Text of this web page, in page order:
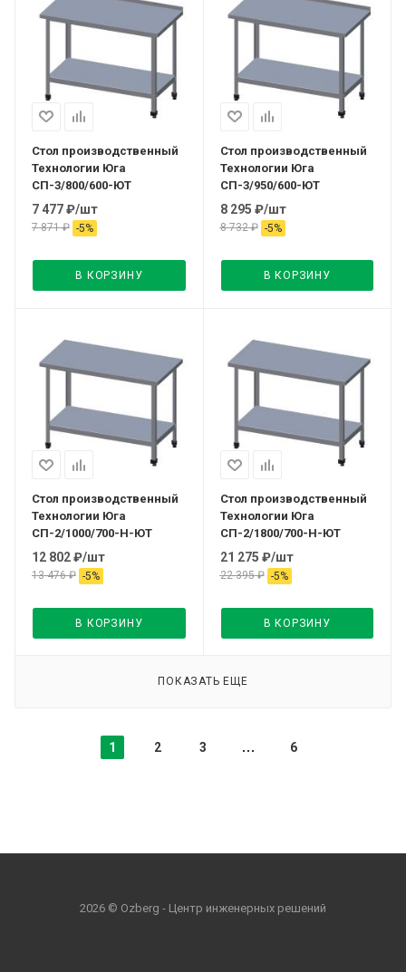
Стол производственный
Технологии Юга
СП-3/800/600-ЮТ
7 477₽/шт
7 871₽ -5%
В КОРЗИНУ
Стол производственный
Технологии Юга
СП-3/950/600-ЮТ
8 295 ₽/шт
8 732₽ -5%
В КОРЗИНУ
Стол производственный
Технологии Юга
СП-2/1000/700-Н-ЮТ
12 802₽/шт
13 476₽ -5%
В КОРЗИНУ
Стол производственный
Технологии Юга
СП-2/1800/700-Н-ЮТ
21 275 ₽/шт
22 395₽ -5%
В КОРЗИНУ
ПОКАЗАТЬ ЕЩЕ
1 2 3 6
2026 © Ozberg - Центр инженерных решений